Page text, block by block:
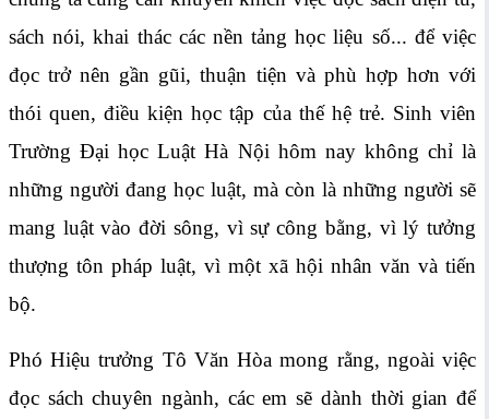
sách nói, khai thác các nền tảng học liệu số... để việc
đọc trở nên gần gũi, thuận tiện và phù hợp hơn với
thói quen, điều kiện học tập của thế hệ trẻ. Sinh viên
Trường Đại học Luật Hà Nội hôm nay không chỉ là
những người đang học luật, mà còn là những người sẽ
mang luật vào đời sông, vì sự công bằng, vì lý tưởng
thượng tôn pháp luật, vì một xã hội nhân văn và tiến
bộ.
Phó Hiệu trưởng Tô Văn Hòa mong rằng, ngoài việc
đọc sách chuyên ngành, các em sẽ dành thời gian để